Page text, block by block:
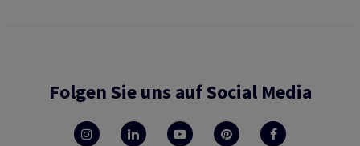
Folgen Sie uns auf Social Media